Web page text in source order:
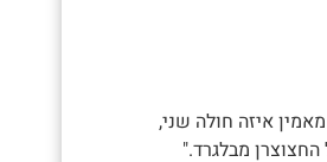
איזה חולה שני,
מבלגרד."